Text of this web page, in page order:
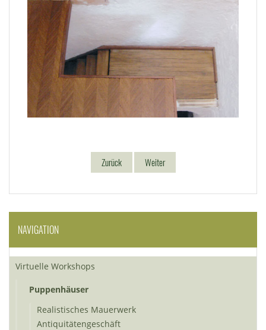
Zurück Weiter
NAVIGATION
Virtuelle Workshops
Puppenhäuser
Realistisches Mauerwerk
Antiquitätengeschäft